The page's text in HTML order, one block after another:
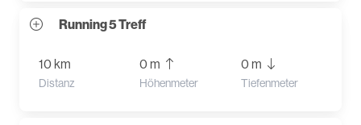
Running 5 Treff
10 km
Distanz
0 m
Höhenmeter
0 m
Tiefenmeter